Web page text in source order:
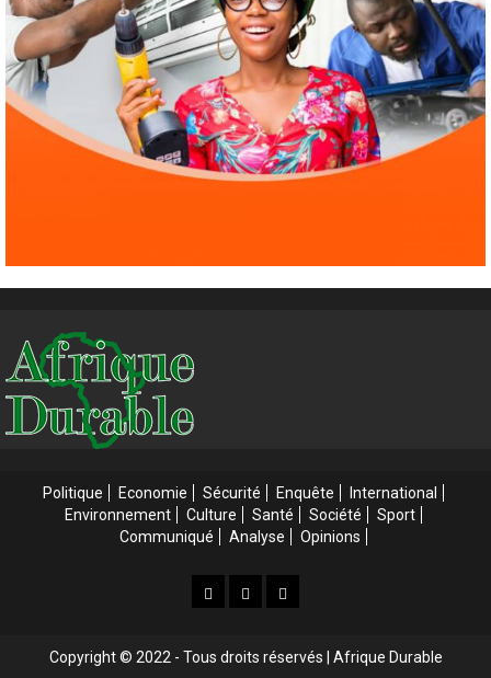
4
kilomètres pour sauver leurs enfants de la
malnutrition
1 août 2026
Politique Economie Sécurité Enquête
International
Environnement
Culture Santé Société
Sport
Communiqué
Analyse Opinions
AccueilAccueilWeb
Copyright © 2022 - Tous droits réservés | Afrique Durable